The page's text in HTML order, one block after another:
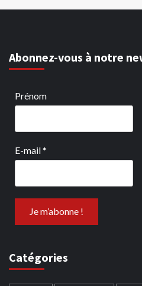
Abonnez-vous à notre
Prénom
E-mail*
Catégories